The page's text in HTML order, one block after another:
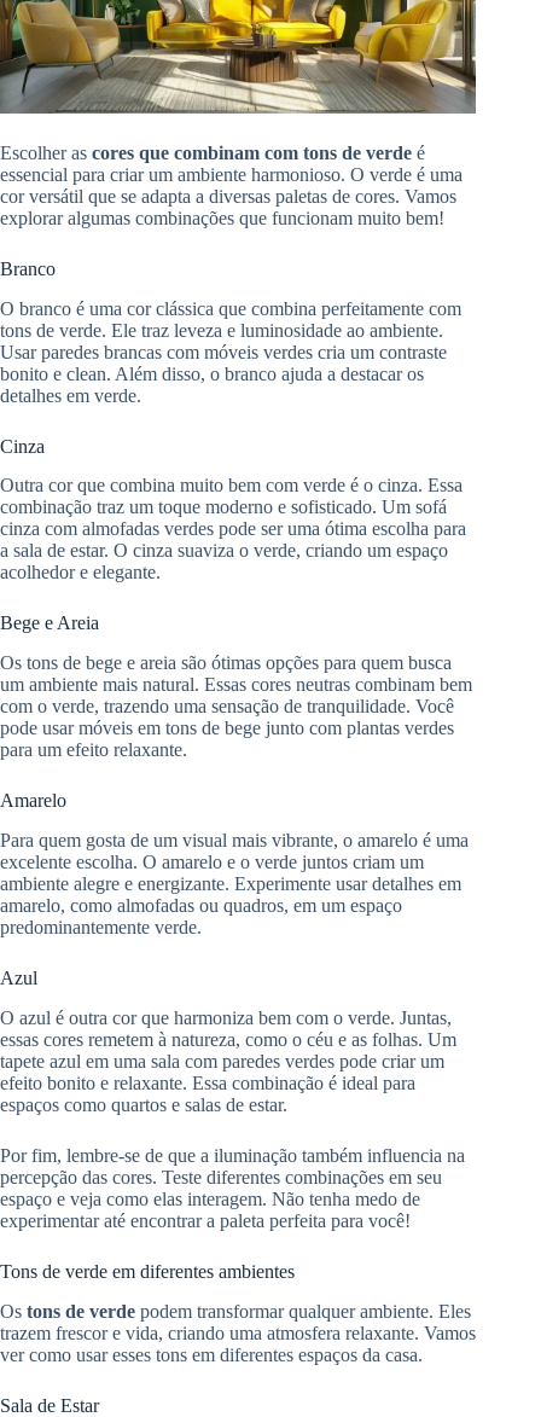
Escolher as cores que combinam com tons de verde é
essencial para criar um ambiente harmonioso. O verde é uma
cor versátil que se adapta a diversas paletas de cores. Vamos
explorar algumas combinações que funcionam muito bem!
Branco
O branco é uma cor clássica que combina perfeitamente com
tons de verde. Ele traz leveza e luminosidade ao ambiente.
Usar paredes brancas com móveis verdes cria um contraste
bonito e clean. Além disso, o branco ajuda a destacar os
detalhes em verde.
Cinza
Outra cor que combina muito bem com verde é o cinza. Essa
combinação traz um toque moderno e sofisticado. Um sofá
cinza com almofadas verdes pode ser uma ótima escolha para
a sala de estar. O cinza suaviza o verde, criando um espaço
acolhedor e elegante.
Bege e Areia
Os tons de bege e areia são ótimas opções para quem busca
um ambiente mais natural. Essas cores neutras combinam bem
com o verde, trazendo uma sensação de tranquilidade. Você
pode usar móveis em tons de bege junto com plantas verdes
para um efeito relaxante.
Amarelo
Para quem gosta de um visual mais vibrante, o amarelo é uma
excelente escolha. O amarelo e o verde juntos criam um
ambiente alegre e energizante. Experimente usar detalhes em
amarelo, como almofadas ou quadros, em um espaço
predominantemente verde.
Azul
O azul é outra cor que harmoniza bem com o verde. Juntas,
essas cores remetem à natureza, como o céu e as folhas. Um
tapete azul em uma sala com paredes verdes pode criar um
efeito bonito e relaxante. Essa combinação é ideal para
espaços como quartos e salas de estar.
Por fim, lembre-se de que a iluminação também influencia na
percepção das cores. Teste diferentes combinações em seu
espaço e veja como elas interagem. Não tenha medo de
experimentar até encontrar a paleta perfeita para você!
Tons de verde em diferentes ambientes
Os tons de verde podem transformar qualquer ambiente. Eles
trazem frescor e vida, criando uma atmosfera relaxante. Vamos
ver como usar esses tons em diferentes espaços da casa.
Sala de Estar